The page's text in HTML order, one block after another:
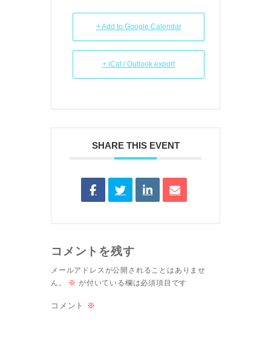
+ Add to Google Calendar
+ iCal / Outlook export
SHARE THIS EVENT
コメントを残す
メールアドレスが公開されることはありませ
ん。
※ が付いている欄は必須項目です
コメント ※